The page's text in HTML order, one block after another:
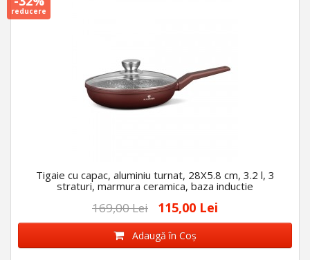
reducere
Tigaie cu capac, aluminiu turnat, 28X5.8 cm, 3.2 l, 3
straturi, marmura ceramica, baza inductie
169,00 Lei 115,00 Lei
Adaugă în Coş